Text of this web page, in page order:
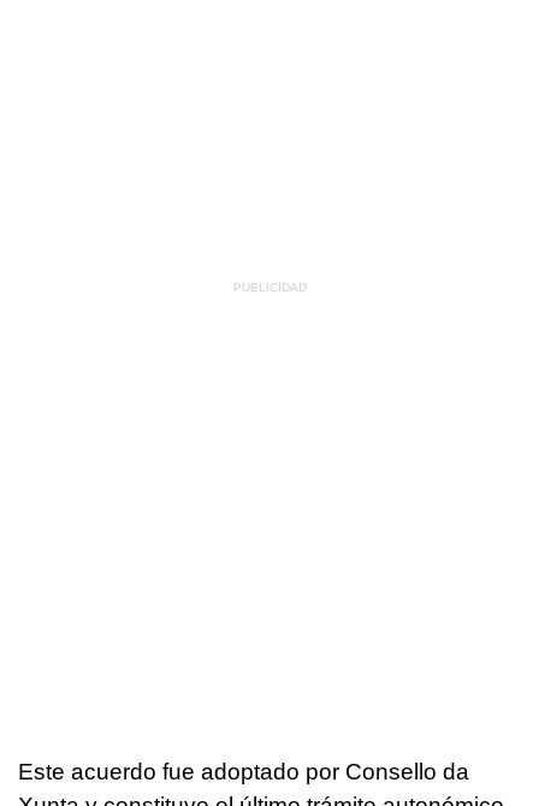
Este acuerdo fue adoptado por Consello da